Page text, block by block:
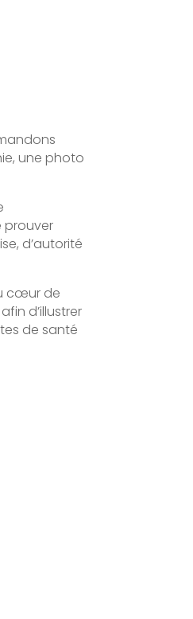
une photo
prouver
d’autorité
cœur de
d’illustrer
de santé